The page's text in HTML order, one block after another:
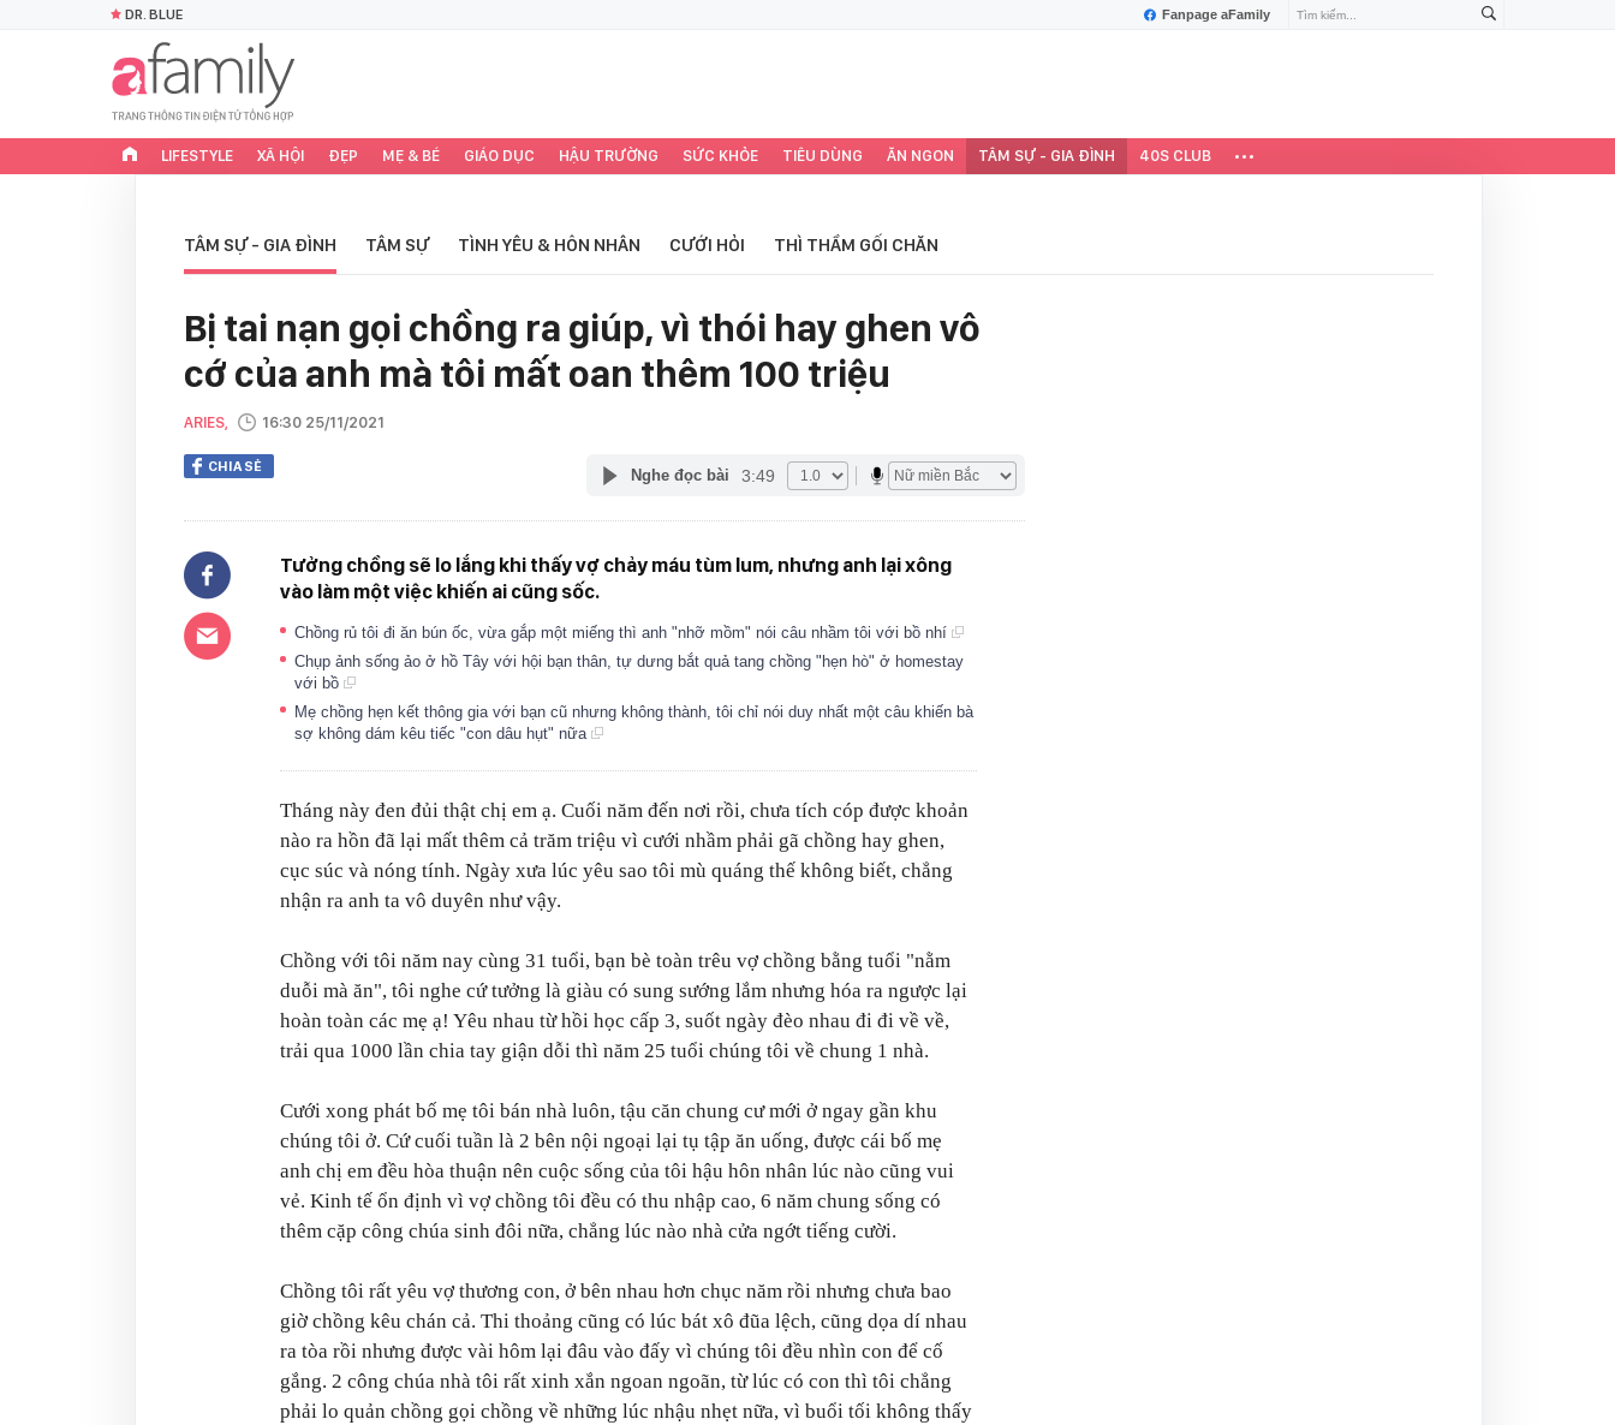
Fanpage aFamily
DR. BLUE
LIFESTYLE XÃ HỘI ĐẸP MẸ & BÉ GIÁO DỤC HẬU TRƯỜNG SỨC KHỎE TIÊU DÙNG ĂN NGON TÂM SỰ - GIA ĐÌNH 40S CLUB
TÂM SỰ - GIA ĐÌNH TÂM SỰ TÌNH YÊU & HÔN NHÂN CƯỚI HỎI THÌ THẦM GỐI CHĂN
Bị tai nạn gọi chồng ra giúp, vì thói hay ghen vô
cớ của anh mà tôi mất oan thêm 100 triệu
ARIES, 16:30 25/11/2021
CHIA SẺ Nghe đọc bài 3:49
Tưởng chồng sẽ lo lắng khi thấy vợ chảy máu tùm lum, nhưng anh lại xông
vào làm một việc khiến ai cũng sốc.
Chồng rủ tôi đi ăn bún ốc, vừa gắp một miếng thì anh "nhỡ mồm" nói câu nhầm tôi với bồ nhí
Chụp ảnh sống ảo ở hồ Tây với hội bạn thân, tự dưng bắt quả tang chồng "hẹn hò" ở homestay
với bồ
Mẹ chồng hẹn kết thông gia với bạn cũ nhưng không thành, tôi chỉ nói duy nhất một câu khiến bà
sợ không dám kêu tiếc "con dâu hụt" nữa
Tháng này đen đủi thật chị em ạ. Cuối năm đến nơi rồi, chưa tích cóp được khoản
nào ra hồn đã lại mất thêm cả trăm triệu vì cưới nhầm phải gã chồng hay ghen,
cục súc và nóng tính. Ngày xưa lúc yêu sao tôi mù quáng thế không biết, chẳng
nhận ra anh ta vô duyên như vậy.
Chồng với tôi năm nay cùng 31 tuổi, bạn bè toàn trêu vợ chồng bằng tuổi "nằm
duỗi mà ăn", tôi nghe cứ tưởng là giàu có sung sướng lắm nhưng hóa ra ngược lại
hoàn toàn các mẹ ạ! Yêu nhau từ hồi học cấp 3, suốt ngày đèo nhau đi đi về về,
trải qua 1000 lần chia tay giận dỗi thì năm 25 tuổi chúng tôi về chung 1 nhà.
Cưới xong phát bố mẹ tôi bán nhà luôn, tậu căn chung cư mới ở ngay gần khu
chúng tôi ở. Cứ cuối tuần là 2 bên nội ngoại lại tụ tập ăn uống, được cái bố mẹ
anh chị em đều hòa thuận nên cuộc sống của tôi hậu hôn nhân lúc nào cũng vui
vẻ. Kinh tế ổn định vì vợ chồng tôi đều có thu nhập cao, 6 năm chung sống có
thêm cặp công chúa sinh đôi nữa, chẳng lúc nào nhà cửa ngớt tiếng cười.
Chồng tôi rất yêu vợ thương con, ở bên nhau hơn chục năm rồi nhưng chưa bao
giờ chồng kêu chán cả. Thi thoảng cũng có lúc bát xô đũa lệch, cũng dọa dí nhau
ra tòa rồi nhưng được vài hôm lại đâu vào đấy vì chúng tôi đều nhìn con để cố
gắng. 2 công chúa nhà tôi rất xinh xắn ngoan ngoãn, từ lúc có con thì tôi chẳng
phải lo quản chồng gọi chồng về những lúc nhậu nhẹt nữa, vì buổi tối không thấy